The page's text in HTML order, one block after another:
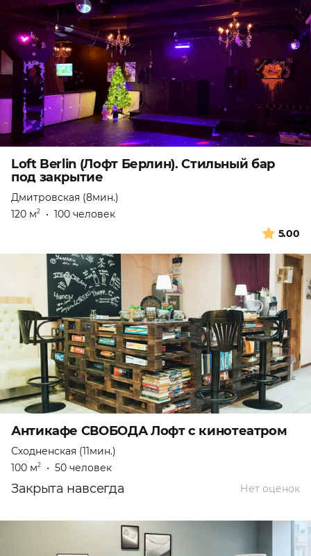
Loft Berlin (Лофт Берлин). Стильный бар
под закрытие
Дмитровская (8мин.)
120 м2 • 100 человек
5.00
Антикафе СВОБОДА Лофт с кинотеатром
Сходненская (11мин.)
100 м2 • 50 человек
Нет оценок
Закрыта навсегда